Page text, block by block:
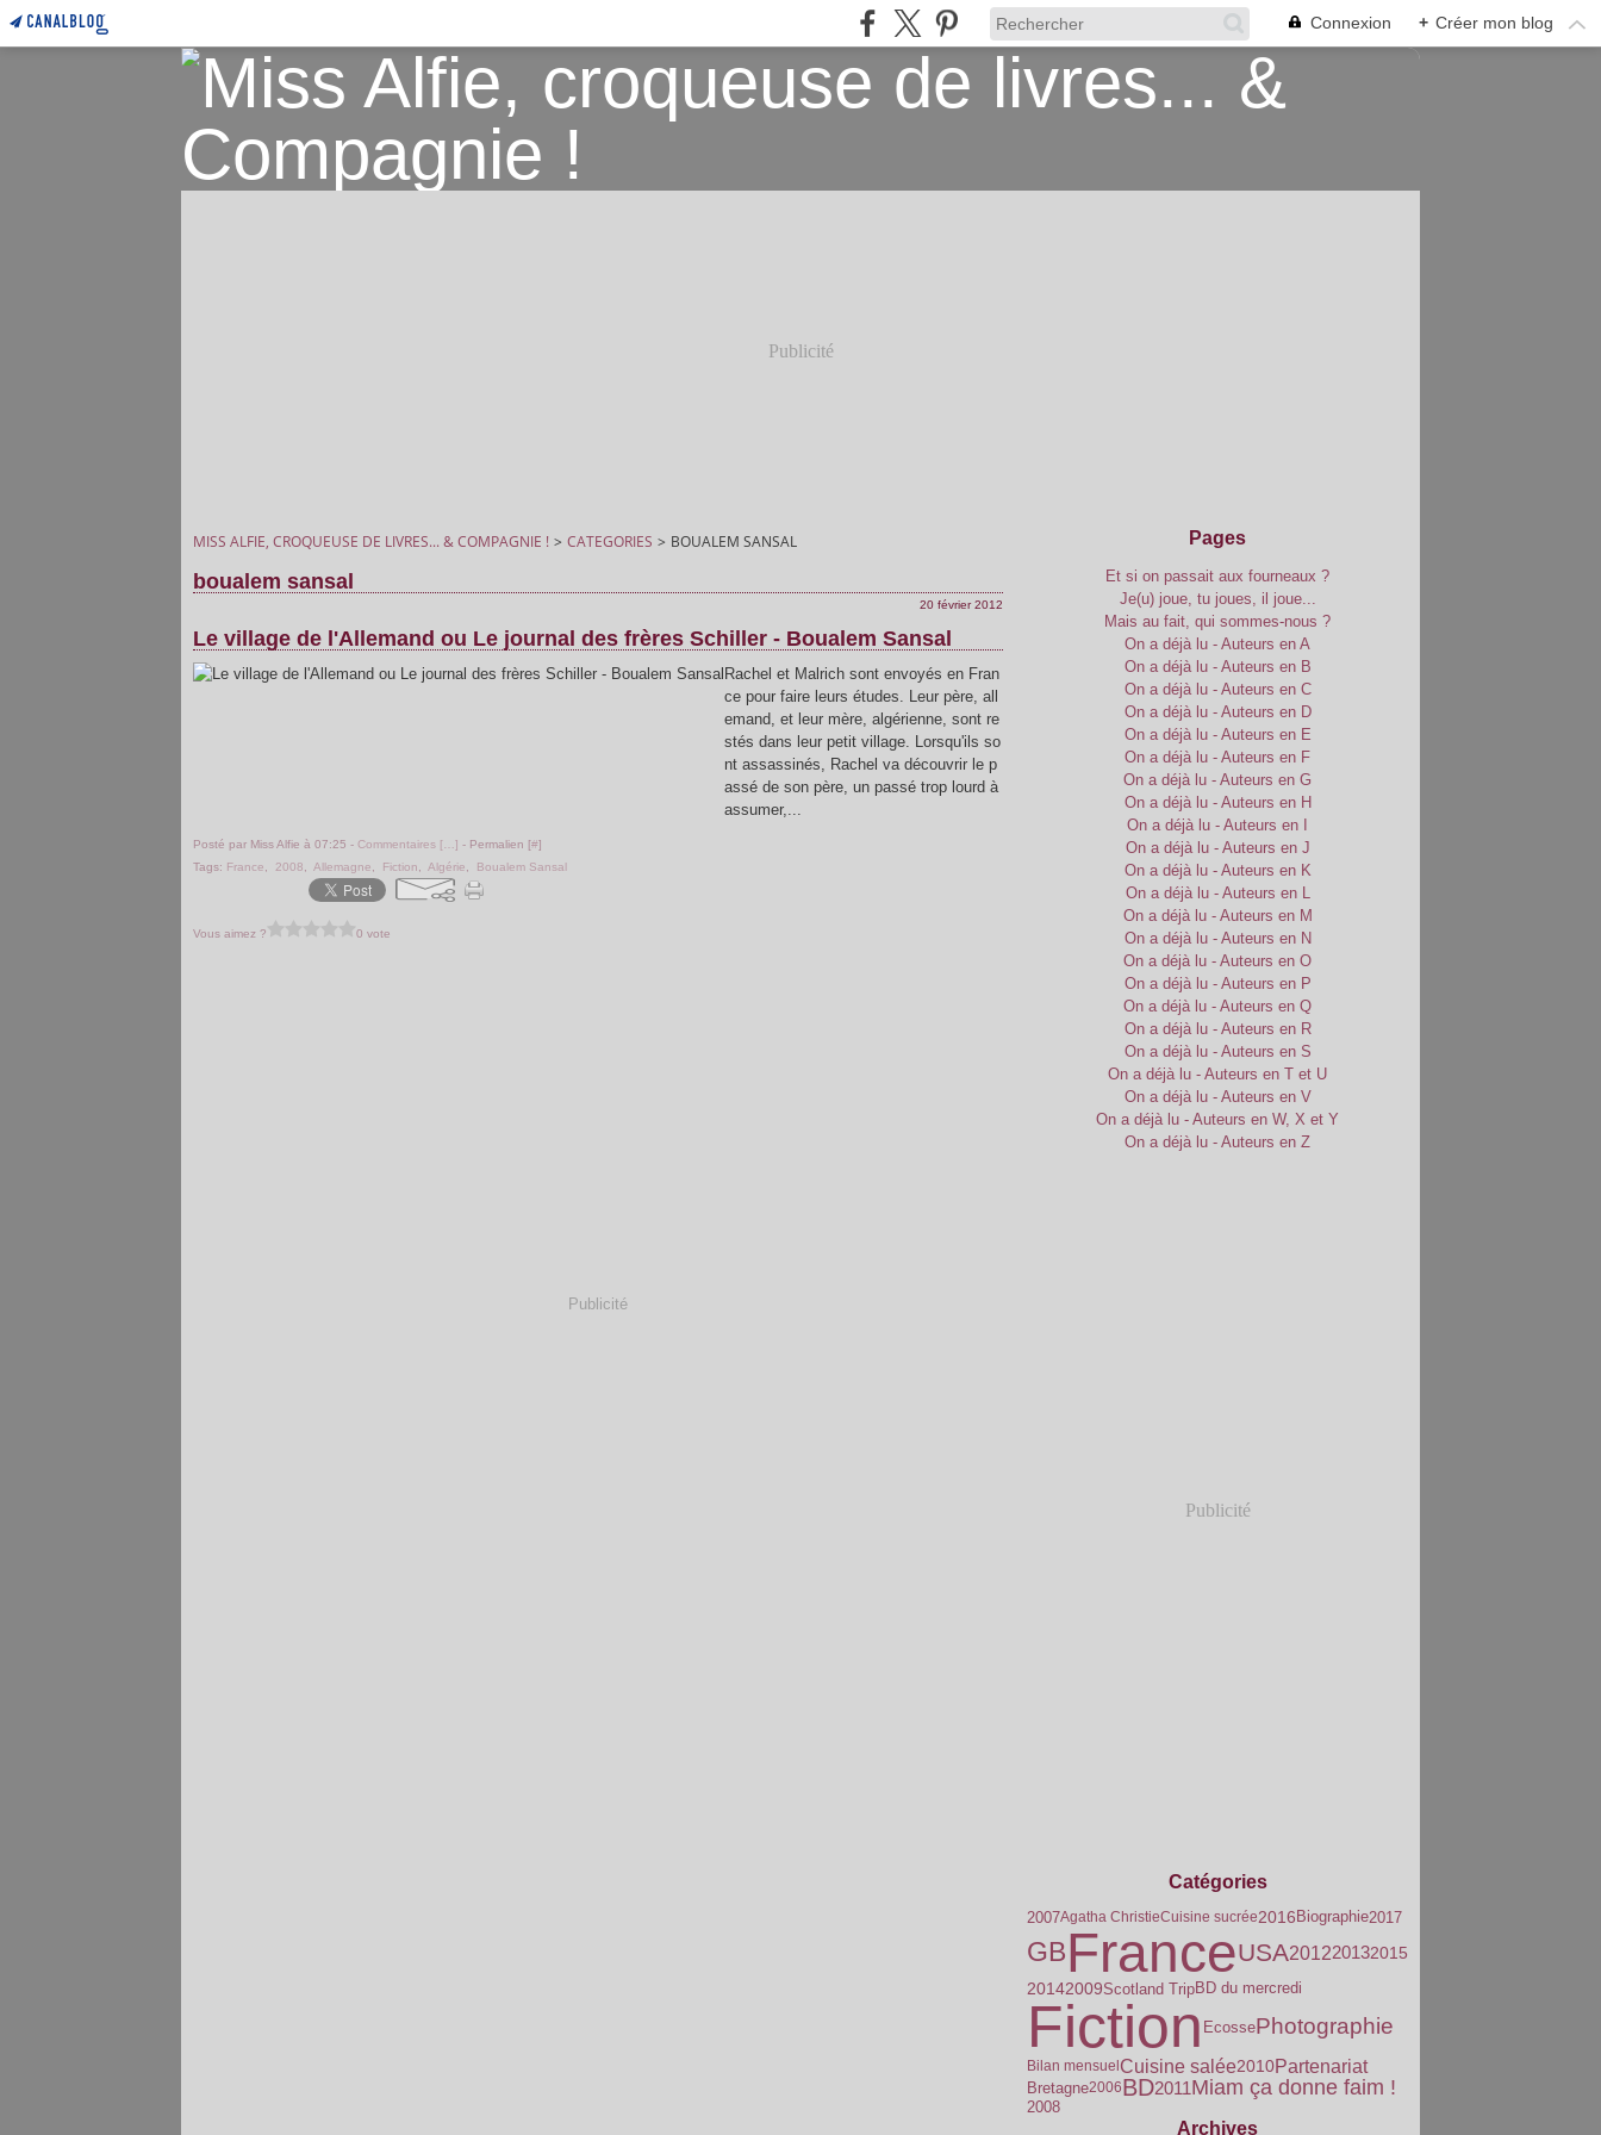
Connexion + Créer mon blog
Publicité
MISS ALFIE, CROQUEUSE DE LIVRES... & COMPAGNIE ! > CATEGORIES > BOUALEM SANSAL
boualem sansal
20 février 2012
Le village de l'Allemand ou Le journal des frères Schiller - Boualem Sansal
Rachel et Malrich sont envoyés en Fran
ce pour faire leurs études. Leur père, all
emand, et leur mère, algérienne, sont re
stés dans leur petit village. Lorsqu'ils so
nt assassinés, Rachel va découvrir le p
assé de son père, un passé trop lourd à
assumer,...
Posté par Miss Alfie à 07:25 - Commentaires [ ] - Permalien [#]
Tags: France 2008 Allemagne Fiction Algérie Boualem Sansal
Vous aimez ? 0 vote
Publicité
Pages
Et si on passait aux fourneaux ?
Je(u) joue, tu joues, il joue...
Mais au fait, qui sommes-nous ?
On a déjà lu - Auteurs en A
On a déjà lu - Auteurs en B
On a déjà lu - Auteurs en C
On a déjà lu - Auteurs en D
On a déjà lu - Auteurs en E
On a déjà lu - Auteurs en F
On a déjà lu - Auteurs en G
On a déjà lu - Auteurs en H
On a déjà lu - Auteurs en I
On a déjà lu - Auteurs en J
On a déjà lu - Auteurs en K
On a déjà lu - Auteurs en L
On a déjà lu - Auteurs en M
On a déjà lu - Auteurs en N
On a déjà lu - Auteurs en O
On a déjà lu - Auteurs en P
On a déjà lu - Auteurs en Q
On a déjà lu - Auteurs en R
On a déjà lu - Auteurs en S
On a déjà lu - Auteurs en T et U
On a déjà lu - Auteurs en V
On a déjà lu - Auteurs en W, X et Y
On a déjà lu - Auteurs en Z
Publicité
Catégories
2007Agatha ChristieCuisine sucrée2016 Biographie2017
GBFranceUSA201220132015
20142009Scotland TripBD du mercredi
Fiction EcossePhotographie
Bilan mensuel Cuisine salée2010Partenariat
Bretagne2006BD2011Miam ça donne faim !
2008
Archives